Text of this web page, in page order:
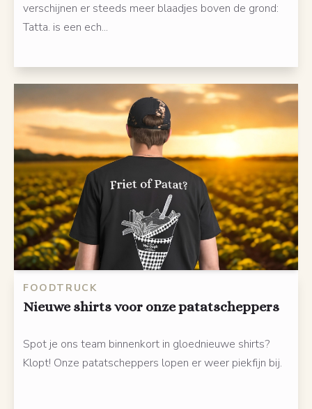
verschijnen er steeds meer blaadjes boven de grond:
Tatta. is een ech...
FOODTRUCK
Nieuwe shirts voor onze patatscheppers
Spot je ons team binnenkort in gloednieuwe shirts?
Klopt! Onze patatscheppers lopen er weer piekfijn bij.